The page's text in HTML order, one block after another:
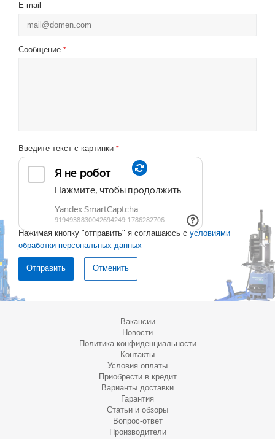
E-mail
Сообщение *
Введите текст с картинки *
Нажимая кнопку "отправить" я соглашаюсь с условиями
обработки персональных данных
Отменить
Вакансии
Новости
Политика конфиденциальности
Контакты
Условия оплаты
Приобрести в кредит
Варианты доставки
Гарантия
Статьи и обзоры
Вопрос-ответ
Производители